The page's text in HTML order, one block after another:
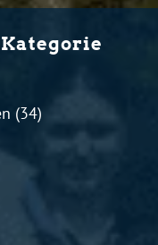
(34)